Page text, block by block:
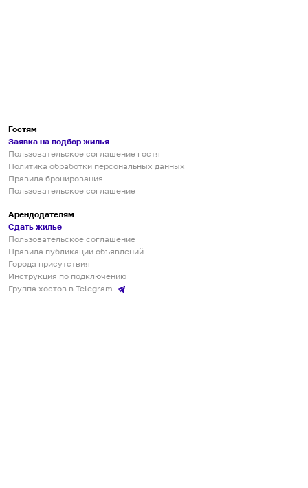
Гостям
Заявка на подбор жилья
Пользовательское соглашение гостя
Политика обработки персональных данных
Правила бронирования
Пользовательское соглашение
Арендодателям
Сдать жилье
Пользовательское соглашение
Правила публикации объявлений
Города присутствия
Инструкция по подключению
Группа хостов в Telegram